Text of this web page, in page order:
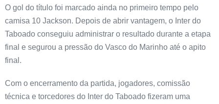
O gol do título foi marcado ainda no primeiro tempo pelo
camisa 10 Jackson. Depois de abrir vantagem, o Inter do
Taboado conseguiu administrar o resultado durante a etapa
final e segurou a pressão do Vasco do Marinho até o apito
final.
Com o encerramento da partida, jogadores, comissão
técnica e torcedores do Inter do Taboado fizeram uma